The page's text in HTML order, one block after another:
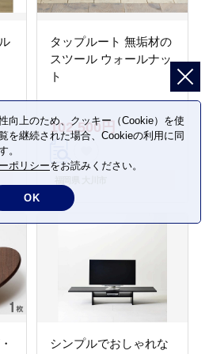
タップルート 無垢材の
スツール ウォールナッ
ト
102,500円
シンプルでおしゃれな
向上のため、クッキー（Cookie）を使
を継続された場合、Cookieの利用に同
。
ポリシーをお読みください。
OK